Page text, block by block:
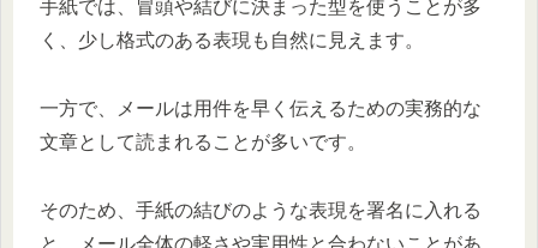
手紙では、冒頭や結びに決まった型を使うことが多
く、少し格式のある表現も自然に見えます。
一方で、メールは用件を早く伝えるための実務的な
文章として読まれることが多いです。
そのため、手紙の結びのような表現を署名に入れる
と、メール全体の軽さや実用性と合わないことがあ